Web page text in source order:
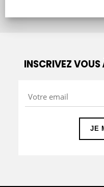
INSCRIVEZ VOUS